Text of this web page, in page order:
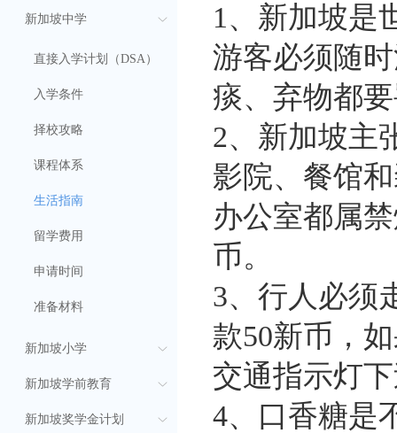
新加坡中学
直接入学计划（DSA）
入学条件
择校攻略
课程体系
生活指南
留学费用
申请时间
准备材料
新加坡小学
新加坡学前教育
新加坡奖学金计划
1、新加坡是
游客必须随
痰、弃物都
2、新加坡主
影院、餐馆
办公室都属
币。
3、行人必须
款50新币，
交通指示灯
4、口香糖是